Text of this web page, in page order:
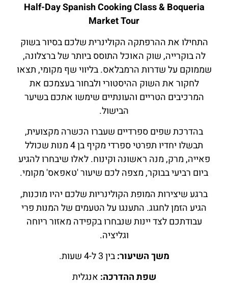
Half-Day Spanish Cooking Class & Boqueria
Market Tour
התחילו את ההרפתקה הקולינרית שלכם בסיור בשוק
לה בוקרייה, שוק האוכל התוסס ביותר של ברצלונה,
שממוקם על שדרות הרמבלאס. בליווי שף מקומי, תצאו
לחקור את השוק ההיסטורי ולבחור בעצמכם את
המרכיבים הטריים והעונתיים שימשו אתכם בשיער
הבישול.
בהדרכת שפים ספרדיים שעברו הכשרה מקצועית,
תבשלו יחדיו תפרטי ספרדי מקיף בן 4 מנות שכולל
פאייה, מרק, מנה ראשונה וקינוח. לאלו שיבחרו להגיע
ביום רביעי בבוקר, מצפה לכם שיעור 'טאפאס' מקומי.
ברגע שיצירות המופת הקולינריות שלכם יהיו מוכנות,
הגיע הזמן לחגוג. התענגו על הטעמים של המנות פרי
עבודתכם לצד יינות שנבחרו בקפידה מאזור ריוחה
וגליציה.
משך השיעור:בין 3 ל-4 שעות.
שפת ההדרכה: אנגלית